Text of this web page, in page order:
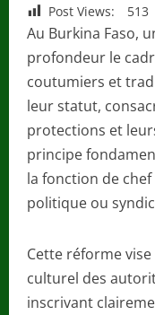
Post Views: 513
Au Burkina Faso,
profondeur le
coutumiers et
leur statut,
protections et
principe
la fonction de
politique ou
Cette réforme
culturel des
inscrivant